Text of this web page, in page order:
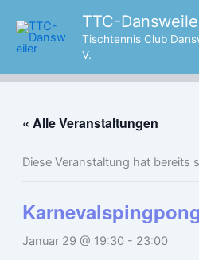
Inhalt
springen
TTC-
Tischtennis Club
V.
« Alle Veranstaltungen
Diese Veranstaltung hat bereits
Januar 29 @ 19:30 - 23:00